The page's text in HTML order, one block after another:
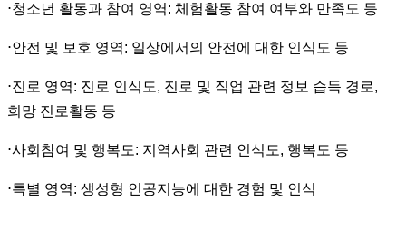
⋅청소년 활동과 참여 영역: 체험활동 참여 여부와 만족도 등
⋅안전 및 보호 영역: 일상에서의 안전에 대한 인식도 등
⋅진로 영역: 진로 인식도, 진로 및 직업 관련 정보 습득 경로,
희망 진로활동 등
⋅사회참여 및 행복도: 지역사회 관련 인식도, 행복도 등
⋅특별 영역: 생성형 인공지능에 대한 경험 및 인식